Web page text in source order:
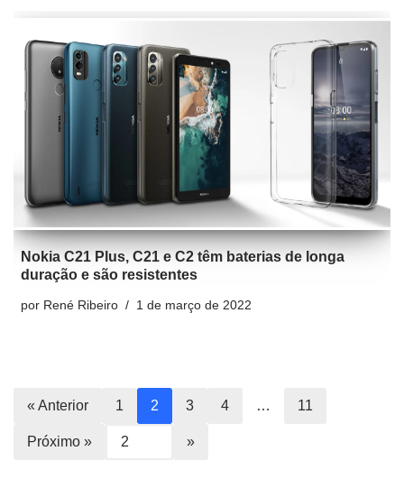
Nokia C21 Plus, C21 e C2 têm baterias de longa
duração e são resistentes
por René Ribeiro 1 de março de 2022
« Anterior 1 2 3 4 … 11
Próximo »